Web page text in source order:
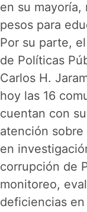
en su mayoría,
pesos para
Por su parte,
de Políticas
Carlos H.
hoy las 16
cuentan con
atención
en
corrupción de
monitoreo,
deficiencias